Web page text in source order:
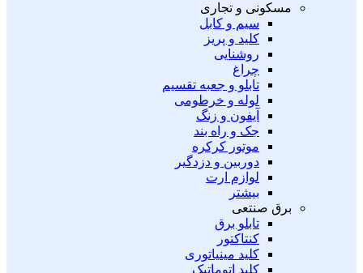
مسکونی و تجاری
سیم و کابل
کلید و پریز
روشنایی
چراغ
تابلو و جعبه تقسیم
لوله و خرطومی
آیفون و زنگ
جک و راه بند
موتور کرکره
دوربین و دزدگیر
لوازم ارت
بیشتر
برق صنتعی
تابلو برق
کنتاکتور
کلید مینیاتوری
کلید اتوماتیک